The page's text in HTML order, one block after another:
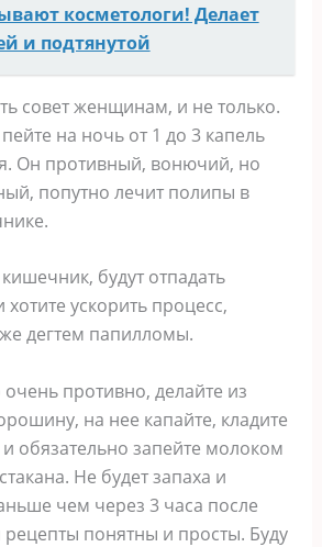
косметологи! Делает
и подтянутой
совет женщинам, и не только.
на ночь от 1 до 3 капель
Он противный, вонючий, но
попутно лечит полипы в
будут отпадать
ускорить процесс,
дегтем папилломы.
противно, делайте из
на нее капайте, кладите
обязательно запейте молоком
Не будет запаха и
чем через 3 часа после
понятны и просты. Буду